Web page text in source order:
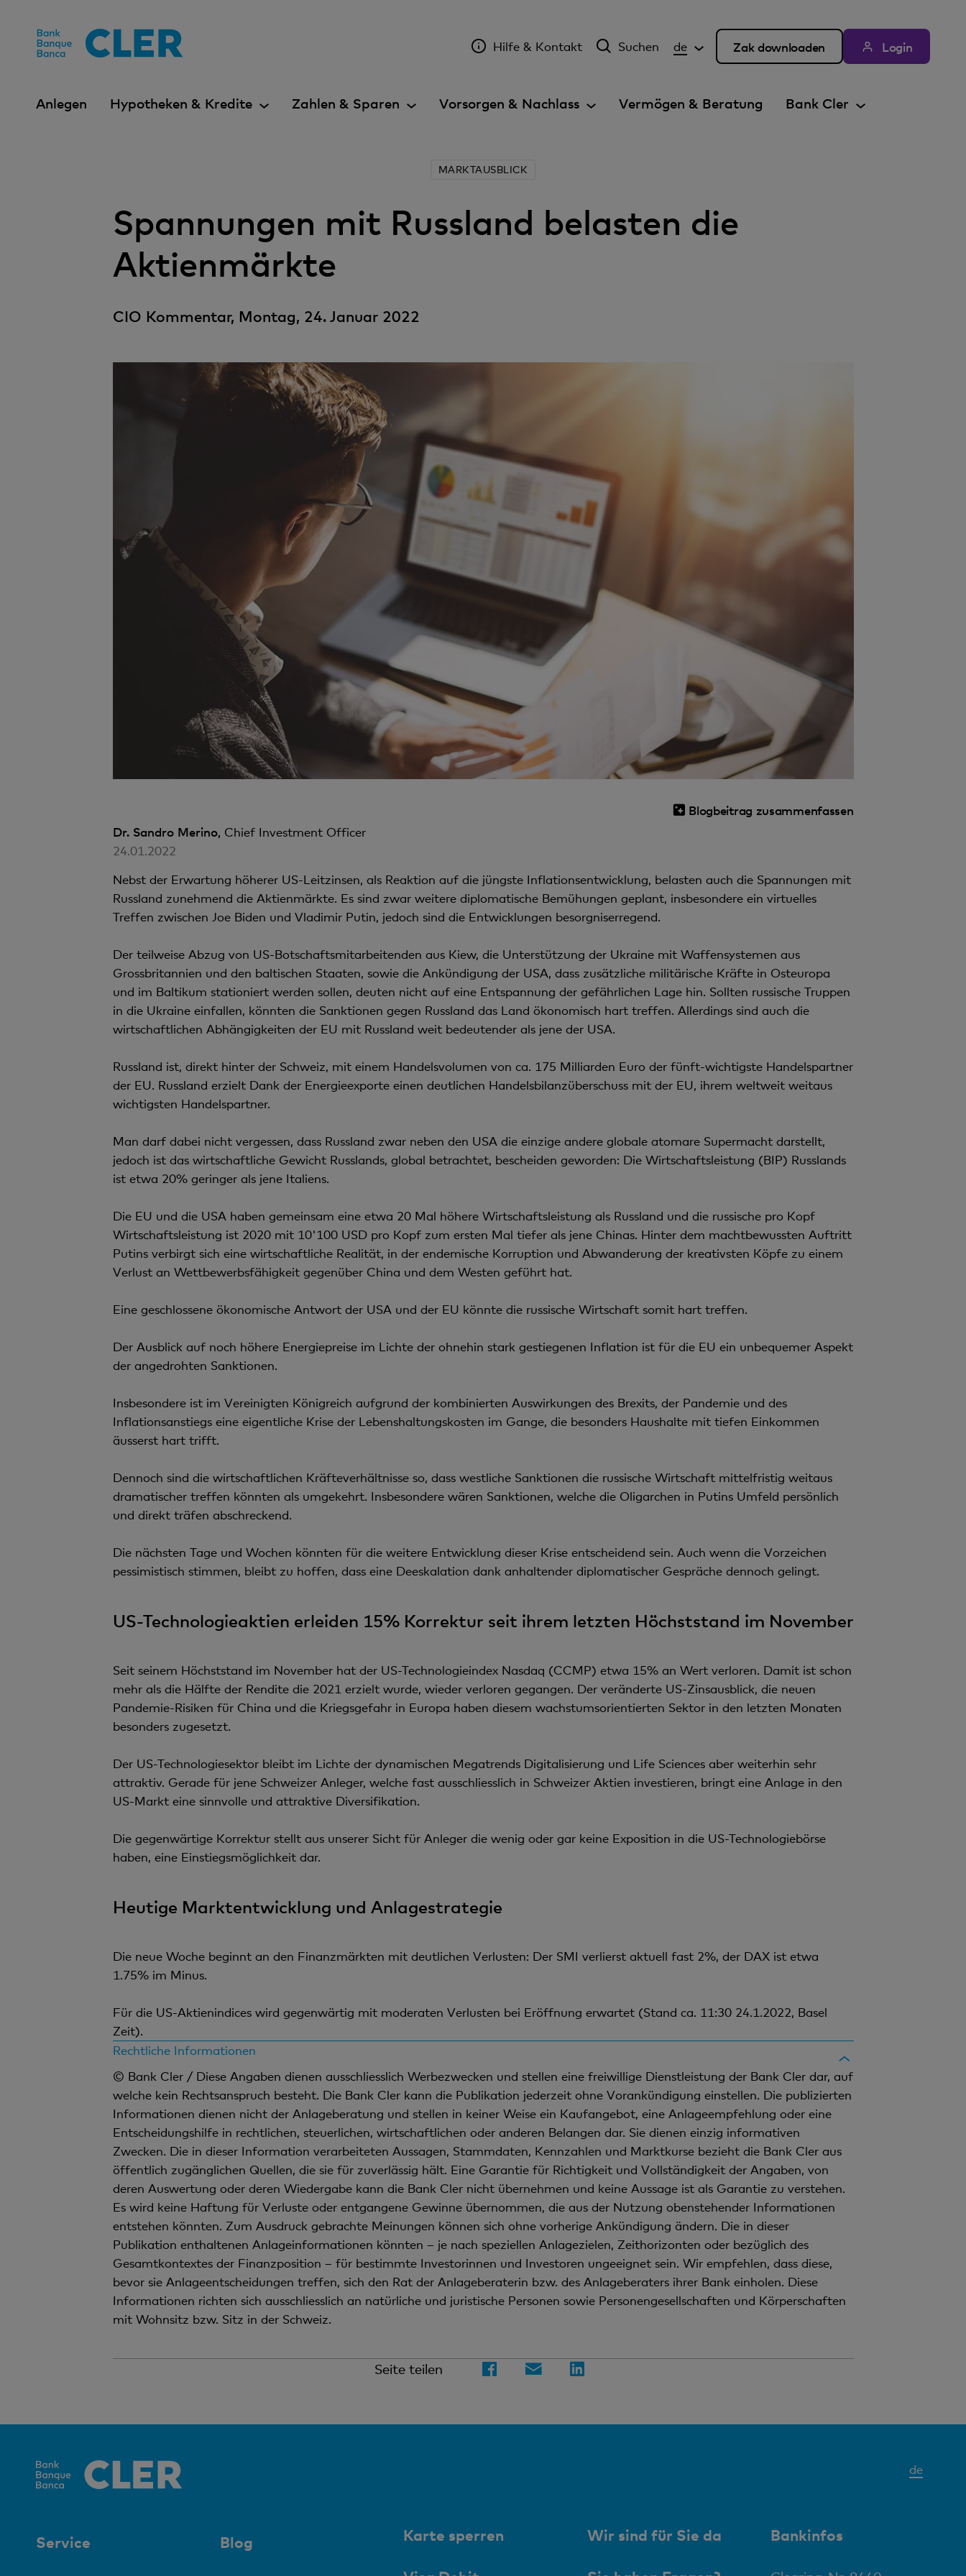
Hilfe & Kontakt Suchen de Zak downloaden Login
Anlegen Hypotheken & Kredite Zahlen & Sparen Vorsorgen & Nachlass Vermögen & Beratung Bank Cler
MARKTAUSBLICK
Spannungen mit Russland belasten die
Aktienmärkte
CIO Kommentar, Montag, 24. Januar 2022
Blogbeitrag zusammenfassen
Dr. Sandro Merino, Chief Investment Officer
24.01.2022
Nebst der Erwartung höherer US-Leitzinsen, als Reaktion auf die jüngste Inflationsentwicklung, belasten auch die Spannungen mit
Russland zunehmend die Aktienmärkte. Es sind zwar weitere diplomatische Bemühungen geplant, insbesondere ein virtuelles
Treffen zwischen Joe Biden und Vladimir Putin, jedoch sind die Entwicklungen besorgniserregend.
Der teilweise Abzug von US-Botschaftsmitarbeitenden aus Kiew, die Unterstützung der Ukraine mit Waffensystemen aus
Grossbritannien und den baltischen Staaten, sowie die Ankündigung der USA, dass zusätzliche militärische Kräfte in Osteuropa
und im Baltikum stationiert werden sollen, deuten nicht auf eine Entspannung der gefährlichen Lage hin. Sollten russische Truppen
in die Ukraine einfallen, könnten die Sanktionen gegen Russland das Land ökonomisch hart treffen. Allerdings sind auch die
wirtschaftlichen Abhängigkeiten der EU mit Russland weit bedeutender als jene der USA.
Russland ist, direkt hinter der Schweiz, mit einem Handelsvolumen von ca. 175 Milliarden Euro der fünft-wichtigste Handelspartner
der EU. Russland erzielt Dank der Energieexporte einen deutlichen Handelsbilanzüberschuss mit der EU, ihrem weltweit weitaus
wichtigsten Handelspartner.
Man darf dabei nicht vergessen, dass Russland zwar neben den USA die einzige andere globale atomare Supermacht darstellt,
jedoch ist das wirtschaftliche Gewicht Russlands, global betrachtet, bescheiden geworden: Die Wirtschaftsleistung (BIP) Russlands
ist etwa 20% geringer als jene Italiens.
Die EU und die USA haben gemeinsam eine etwa 20 Mal höhere Wirtschaftsleistung als Russland und die russische pro Kopf
Wirtschaftsleistung ist 2020 mit 10'100 USD pro Kopf zum ersten Mal tiefer als jene Chinas. Hinter dem machtbewussten Auftritt
Putins verbirgt sich eine wirtschaftliche Realität, in der endemische Korruption und Abwanderung der kreativsten Köpfe zu einem
Verlust an Wettbewerbsfähigkeit gegenüber China und dem Westen geführt hat.
Eine geschlossene ökonomische Antwort der USA und der EU könnte die russische Wirtschaft somit hart treffen.
Der Ausblick auf noch höhere Energiepreise im Lichte der ohnehin stark gestiegenen Inflation ist für die EU ein unbequemer Aspekt
der angedrohten Sanktionen.
Insbesondere ist im Vereinigten Königreich aufgrund der kombinierten Auswirkungen des Brexits, der Pandemie und des
Inflationsanstiegs eine eigentliche Krise der Lebenshaltungskosten im Gange, die besonders Haushalte mit tiefen Einkommen
äusserst hart trifft.
Dennoch sind die wirtschaftlichen Kräfteverhältnisse so, dass westliche Sanktionen die russische Wirtschaft mittelfristig weitaus
dramatischer treffen könnten als umgekehrt. Insbesondere wären Sanktionen, welche die Oligarchen in Putins Umfeld persönlich
und direkt träfen abschreckend.
Die nächsten Tage und Wochen könnten für die weitere Entwicklung dieser Krise entscheidend sein. Auch wenn die Vorzeichen
pessimistisch stimmen, bleibt zu hoffen, dass eine Deeskalation dank anhaltender diplomatischer Gespräche dennoch gelingt.
US-Technologieaktien erleiden 15% Korrektur seit ihrem letzten Höchststand im November
Seit seinem Höchststand im November hat der US-Technologieindex Nasdaq (CCMP) etwa 15% an Wert verloren. Damit ist schon
mehr als die Hälfte der Rendite die 2021 erzielt wurde, wieder verloren gegangen. Der veränderte US-Zinsausblick, die neuen
Pandemie-Risiken für China und die Kriegsgefahr in Europa haben diesem wachstumsorientierten Sektor in den letzten Monaten
besonders zugesetzt.
Der US-Technologiesektor bleibt im Lichte der dynamischen Megatrends Digitalisierung und Life Sciences aber weiterhin sehr
attraktiv. Gerade für jene Schweizer Anleger, welche fast ausschliesslich in Schweizer Aktien investieren, bringt eine Anlage in den
US-Markt eine sinnvolle und attraktive Diversifikation.
Die gegenwärtige Korrektur stellt aus unserer Sicht für Anleger die wenig oder gar keine Exposition in die US-Technologiebörse
haben, eine Einstiegsmöglichkeit dar.
Heutige Marktentwicklung und Anlagestrategie
Die neue Woche beginnt an den Finanzmärkten mit deutlichen Verlusten: Der SMI verlierst aktuell fast 2%, der DAX ist etwa
1.75% im Minus.
Für die US-Aktienindices wird gegenwärtig mit moderaten Verlusten bei Eröffnung erwartet (Stand ca. 11:30 24.1.2022, Basel
Zeit).
Rechtliche Informationen
© Bank Cler / Diese Angaben dienen ausschliesslich Werbezwecken und stellen eine freiwillige Dienstleistung der Bank Cler dar, auf
welche kein Rechtsanspruch besteht. Die Bank Cler kann die Publikation jederzeit ohne Vorankündigung einstellen. Die publizierten
Informationen dienen nicht der Anlageberatung und stellen in keiner Weise ein Kaufangebot, eine Anlageempfehlung oder eine
Entscheidungshilfe in rechtlichen, steuerlichen, wirtschaftlichen oder anderen Belangen dar. Sie dienen einzig informativen
Zwecken. Die in dieser Information verarbeiteten Aussagen, Stammdaten, Kennzahlen und Marktkurse bezieht die Bank Cler aus
öffentlich zugänglichen Quellen, die sie für zuverlässig hält. Eine Garantie für Richtigkeit und Vollständigkeit der Angaben, von
deren Auswertung oder deren Wiedergabe kann die Bank Cler nicht übernehmen und keine Aussage ist als Garantie zu verstehen.
Es wird keine Haftung für Verluste oder entgangene Gewinne übernommen, die aus der Nutzung obenstehender Informationen
entstehen könnten. Zum Ausdruck gebrachte Meinungen können sich ohne vorherige Ankündigung ändern. Die in dieser
Publikation enthaltenen Anlageinformationen könnten – je nach speziellen Anlagezielen, Zeithorizonten oder bezüglich des
Gesamtkontextes der Finanzposition – für bestimmte Investorinnen und Investoren ungeeignet sein. Wir empfehlen, dass diese,
bevor sie Anlageentscheidungen treffen, sich den Rat der Anlageberaterin bzw. des Anlageberaters ihrer Bank einholen. Diese
Informationen richten sich ausschliesslich an natürliche und juristische Personen sowie Personengesellschaften und Körperschaften
mit Wohnsitz bzw. Sitz in der Schweiz.
Seite teilen
deAktives
Service Blog Karte sperren Wir sind für Sie da Bankinfos